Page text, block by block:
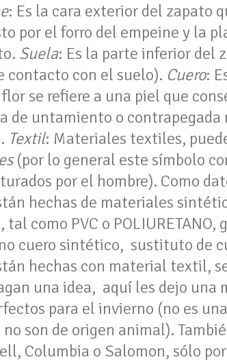
: Es la cara exterior del zapato
por el forro del empeine y la
Suela: Es la parte inferior del
contacto con el suelo). Cuero:
se refiere a una piel que
de untamiento o
Textil: Materiales textiles,
(por lo general este símbolo
por el hombre). Como
hechas de materiales
tal como PVC o
cuero sintético, sustituto de
hechas con material textil,
una idea, aquí les dejo una
para el invierno (no es
son de origen animal).
Columbia o Salomon, sólo